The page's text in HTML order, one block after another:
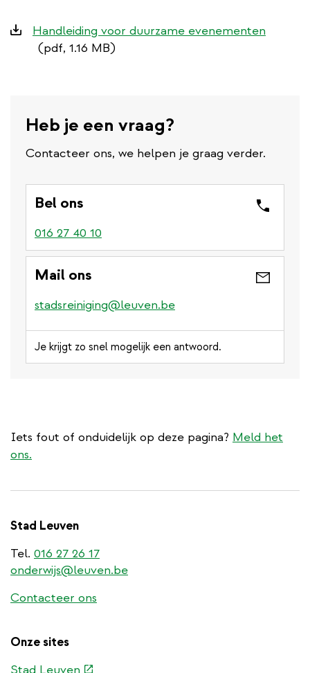
Downloads
Handleiding voor duurzame evenementen
(pdf, 1.16 MB)
Heb je een vraag?
Contacteer ons, we helpen je graag verder.
Bel ons
016 27 40 10
Mail ons
stadsreiniging@leuven.be
Je krijgt zo snel mogelijk een antwoord.
Iets fout of onduidelijk op deze pagina? Meld het
ons.
Stad Leuven
Tel. 016 27 26 17
onderwijs@leuven.be
Contacteer ons
Onze sites
Stad Leuven (externe